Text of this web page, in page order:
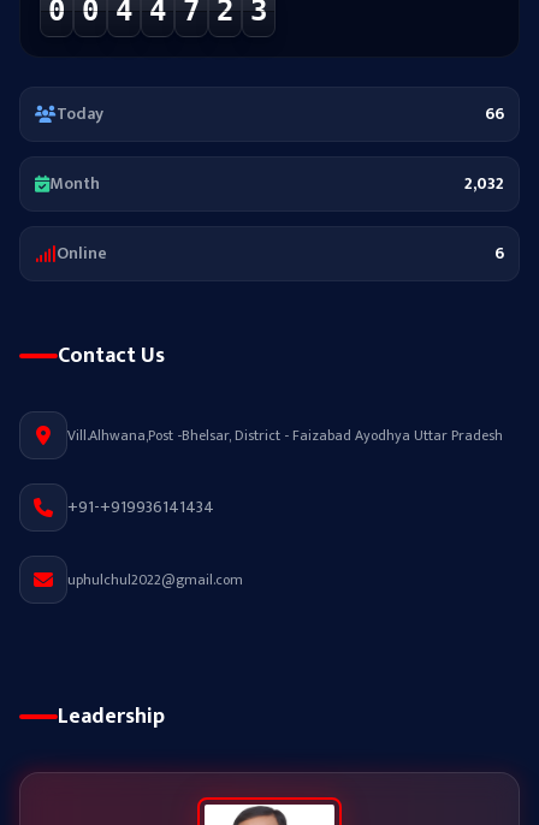
0 0 4 4 7 2 3
Today 66
Month 2,032
Online 6
Contact Us
Vill.Alhwana,Post -Bhelsar, District - Faizabad Ayodhya Uttar Pradesh
+91-+919936141434
uphulchul2022@gmail.com
Leadership